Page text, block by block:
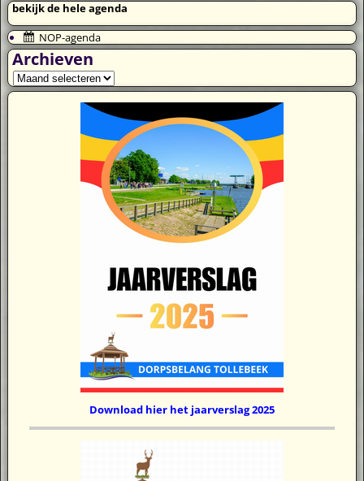
bekijk de hele agenda
NOP-agenda
Archieven
Download hier het jaarverslag 2025